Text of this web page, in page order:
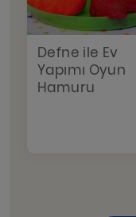
Defne ile Ev
Yapımı Oyun
Hamuru